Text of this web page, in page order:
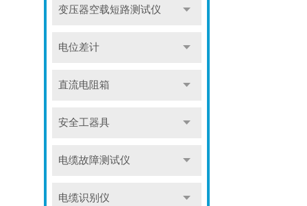
变压器空载短路测试仪
电位差计
直流电阻箱
安全工器具
电缆故障测试仪
电缆识别仪